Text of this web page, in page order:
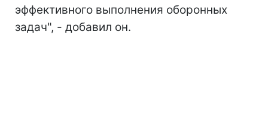
эффективного выполнения оборонных
задач", - добавил он.